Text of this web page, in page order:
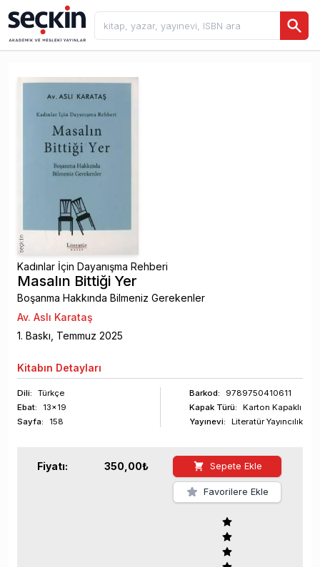
Kadınlar İçin Dayanışma Rehberi
Masalın Bittiği Yer
Boşanma Hakkında Bilmeniz Gerekenler
Av. Aslı Karataş
1. Baskı, Temmuz 2025
Kitabın Detayları
Dili:
Türkçe
Ebat:
13x19
Sayfa: 158
Barkod:
9789750410611
Kapak Türü:
Karton Kapaklı
Yayınevi:
Literatür Yayıncılık
Fiyatı: 350,00₺ Sepete Ekle
Favorilere Ekle